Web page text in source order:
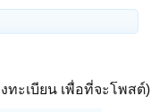
ะเบียน เพื่อที่จะโพสต์)